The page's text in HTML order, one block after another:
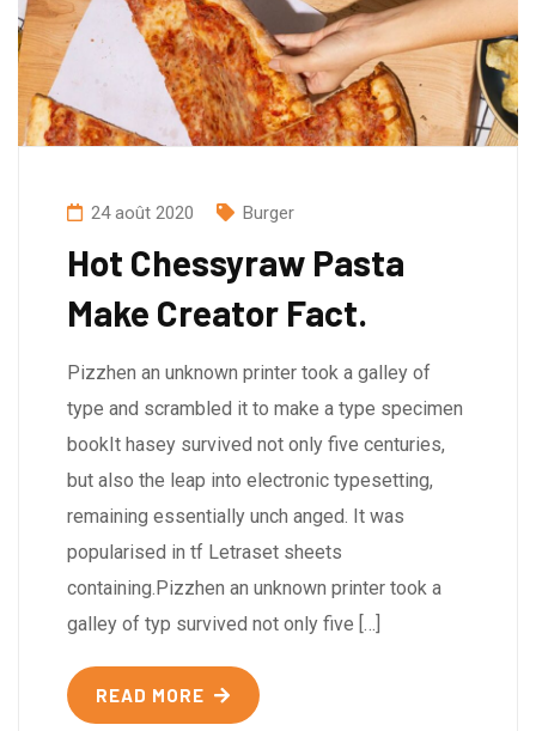
24 août 2020 Burger
Hot Chessyraw Pasta
Make Creator Fact.
Pizzhen an unknown printer took a galley of
type and scrambled it to make a type specimen
bookIt hasey survived not only five centuries,
but also the leap into electronic typesetting,
remaining essentially unch anged. It was
popularised in tf Letraset sheets
containing.Pizzhen an unknown printer took a
galley of typ survived not only five […]
READ MORE